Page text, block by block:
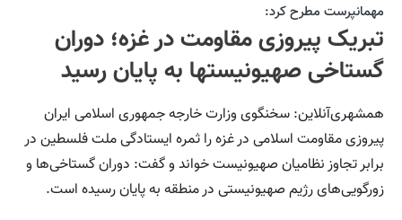
مهمانپرست مطرح كرد:
تبریک پیروزی مقاومت در غزه؛ دوران
گستاخی صهیونیستها به پایان رسید
همشهری‌آنلاین: سخنگوی وزارت خارجه جمهوری اسلامی ایران
پیروزی مقاومت اسلامی در غزه را ثمره ایستادگی ملت فلسطین در
برابر تجاوز نظامیان صهیونیست خواند و گفت: دوران گستاخی‌ها و
زورگویی‌های رژیم صهیونیستی در منطقه به پایان رسیده است.